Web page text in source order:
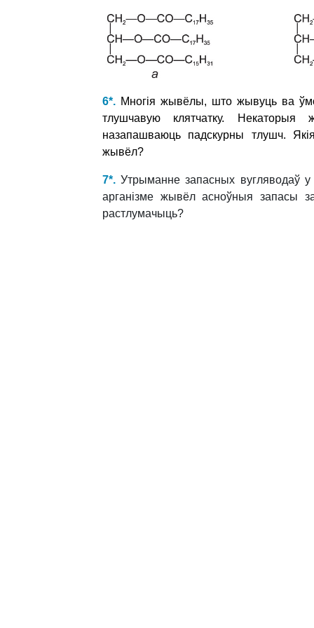
6*. Многія жывёлы, што жывуць ва
тлушчавую клятчатку.
назапашваюць падскурны тлушч.
жывёл?
7*. Утрыманне запасных вугляводаў
арганізме жывёл асноўныя запасы
растлумачыць?